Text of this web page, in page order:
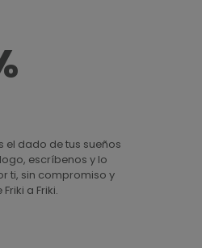
el dado de tus sueños
escríbenos y lo
ti, sin compromiso y
a Friki.